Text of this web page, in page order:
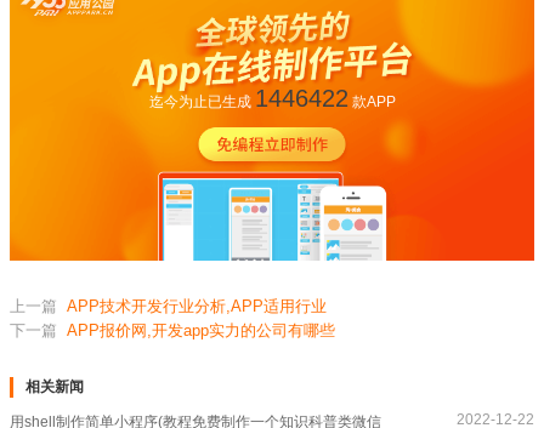
迄今为止已生成 1446422 款APP
上一篇 APP技术开发行业分析,APP适用行业
下一篇 APP报价网,开发app实力的公司有哪些
相关新闻
用shell制作简单小程序(教程免费制作一个知识科普类微信 2022-12-22